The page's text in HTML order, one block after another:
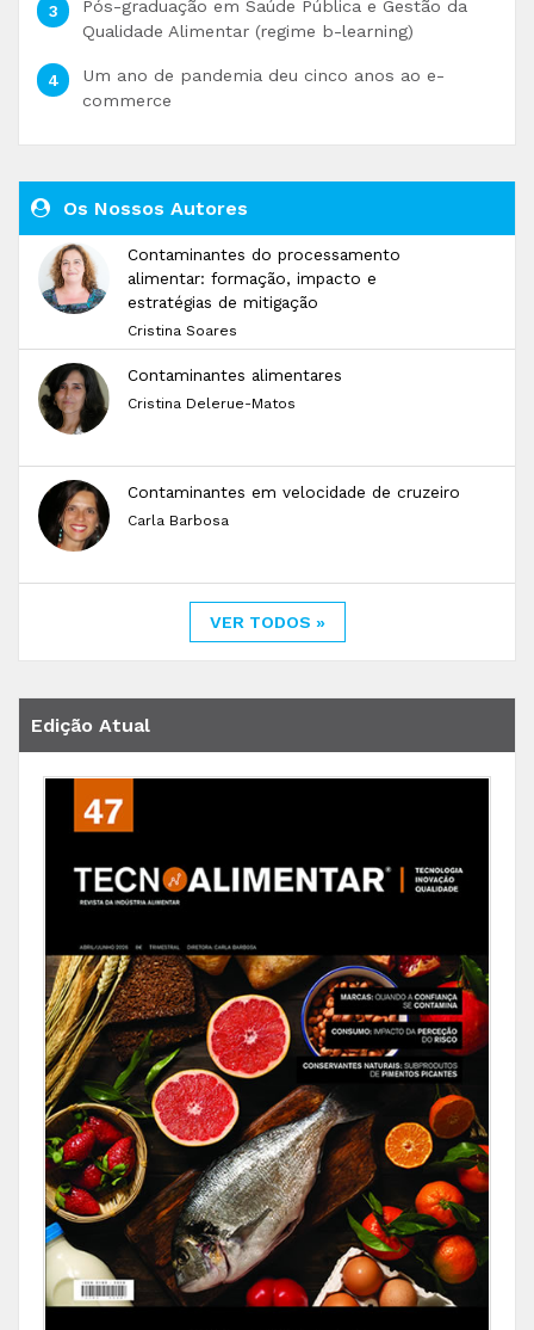
Pós-graduação em Saúde Pública e Gestão da
Qualidade Alimentar (regime b-learning)
Um ano de pandemia deu cinco anos ao e-
commerce
Os Nossos Autores
Contaminantes do processamento
alimentar: formação, impacto e
estratégias de mitigação
Cristina Soares
Contaminantes alimentares
Cristina Delerue-Matos
Contaminantes em velocidade de cruzeiro
Carla Barbosa
VER TODOS »
Edição Atual